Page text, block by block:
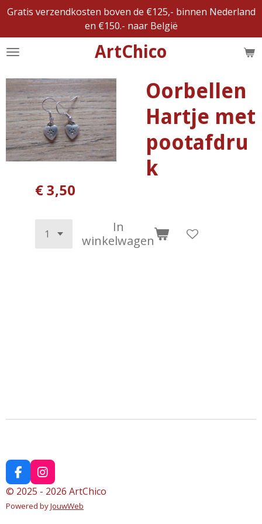
Ga
naar
de
ArtChico
Gratis verzendkosten boven de €125,- binnen Nederland
en €150.- naar België
Oorbellen
Hartje met
pootafdru
k
€ 3,50
In
winkelwagen
F
a
c
e
I
n
s
t
© 2025 - 2026 ArtChico
Powered byJouwWeb